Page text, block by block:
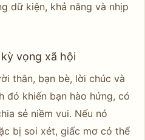
dữ kiện, khả năng và nhịp
vọng xã hội
thân, bạn bè, lời chúc và
đó khiến bạn hào hứng, có
sẻ niềm vui. Nếu nó
bị soi xét, giấc mơ có thể